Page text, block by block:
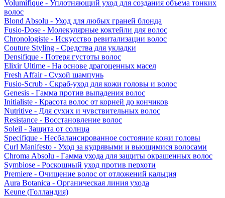
Volumifique - Уплотняющий уход для создания объема тонких
волос
Blond Absolu - Уход для любых граней блонда
Fusio-Dose - Молекулярные коктейли для волос
Chronologiste - Искусство ревитализации волос
Couture Styling - Средства для укладки
Densifique - Потеря густоты волос
Elixir Ultime - На основе драгоценных масел
Fresh Affair - Сухой шампунь
Fusio-Scrub - Скраб-уход для кожи головы и волос
Genesis - Гамма против выпадения волос
Initialiste - Красота волос от корней до кончиков
Nutritive - Для сухих и чувствительных волос
Resistance - Восстановление волос
Soleil - Защита от солнца
Specifique - Несбалансированное состояние кожи головы
Curl Manifesto - Уход за кудрявыми и вьющимися волосами
Chroma Absolu - Гамма ухода для защиты окрашенных волос
Symbiose - Роскошный уход против перхоти
Premiere - Очищение волос от отложений кальция
Aura Botanica - Органическая линия ухода
Keune (Голландия)